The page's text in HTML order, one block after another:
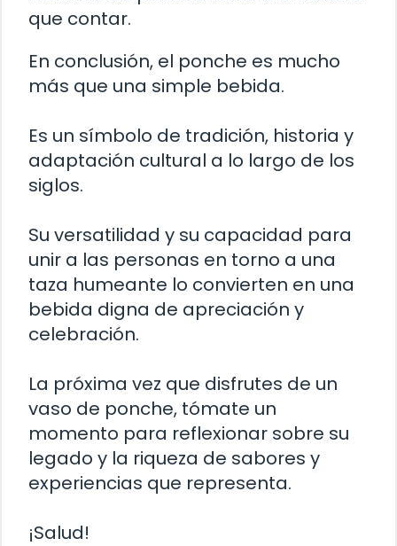
que contar.
En conclusión, el ponche es mucho
más que una simple bebida.
Es un símbolo de tradición, historia y
adaptación cultural a lo largo de los
siglos.
Su versatilidad y su capacidad para
unir a las personas en torno a una
taza humeante lo convierten en una
bebida digna de apreciación y
celebración.
La próxima vez que disfrutes de un
vaso de ponche, tómate un
momento para reflexionar sobre su
legado y la riqueza de sabores y
experiencias que representa.
¡Salud!